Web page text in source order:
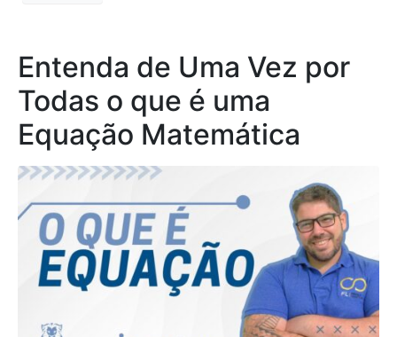
Entenda de Uma Vez por
Todas o que é uma
Equação Matemática